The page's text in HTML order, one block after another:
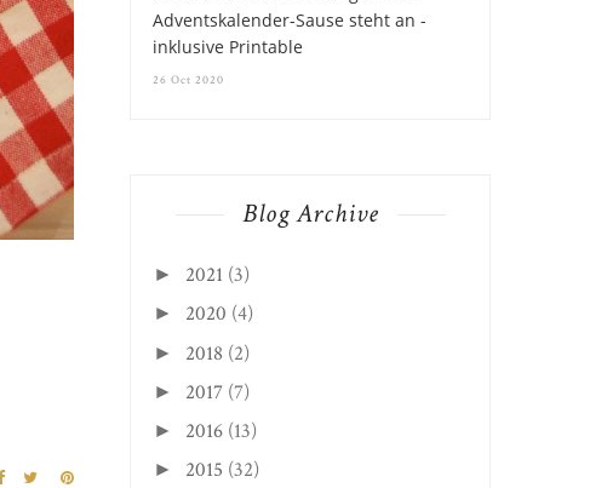
Adventskalender-Sause steht an -
inklusive Printable
26 Oct 2020
Blog Archive
► 2021 (3)
► 2020 (4)
► 2018 (2)
► 2017 (7)
► 2016 (13)
► 2015 (32)